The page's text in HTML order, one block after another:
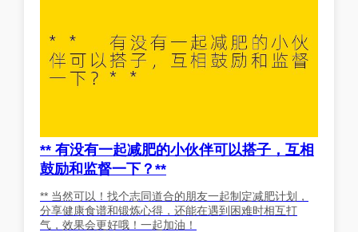
** 有没有一起减肥的小伙伴可以搭子，互相
鼓励和监督一下？**
** 当然可以！找个志同道合的朋友一起制定减肥计划，
分享健康食谱和锻炼心得，还能在遇到困难时相互打
气，效果会更好哦！一起加油！